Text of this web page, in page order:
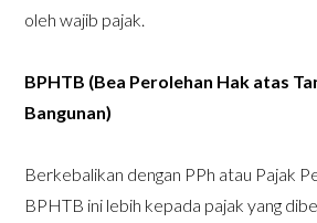
oleh wajib pajak.
BPHTB (Bea Perolehan Hak atas
Bangunan)
Berkebalikan dengan PPh atau Pajak
BPHTB ini lebih kepada pajak yang